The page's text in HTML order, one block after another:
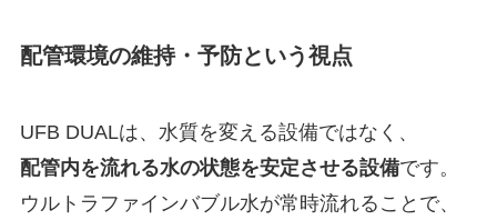
配管環境の維持・予防という視点
UFB DUALは、水質を変える設備ではなく、
配管内を流れる水の状態を安定させる設備です。
ウルトラファインバブル水が常時流れることで、